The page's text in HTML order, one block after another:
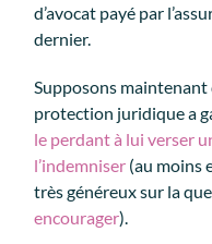
d’avocat payé par
dernier.
Supposons maintenant
protection juridique a
le perdant à lui verser
l’indemniser (au moins
très généreux sur la
encourager).